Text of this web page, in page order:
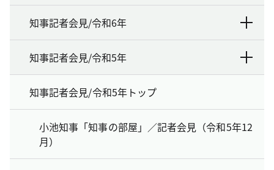
知事記者会見/令和6年
知事記者会見/令和5年
知事記者会見/令和5年トップ
小池知事「知事の部屋」／記者会見（令和5年12
月）